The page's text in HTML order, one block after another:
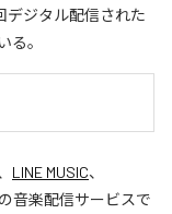
デジタル配信された
る。
LINE MUSIC、
音楽配信サービスで